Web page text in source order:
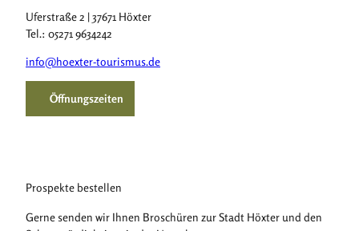
Uferstraße 2 | 37671 Höxter
Tel.: 05271 9634242
info@hoexter-tourismus.de
Öffnungszeiten
Prospekte bestellen
Gerne senden wir Ihnen Broschüren zur Stadt Höxter und den